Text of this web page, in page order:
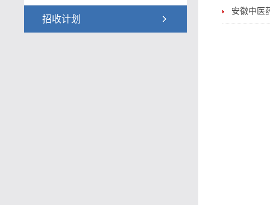
招收计划
安徽中医